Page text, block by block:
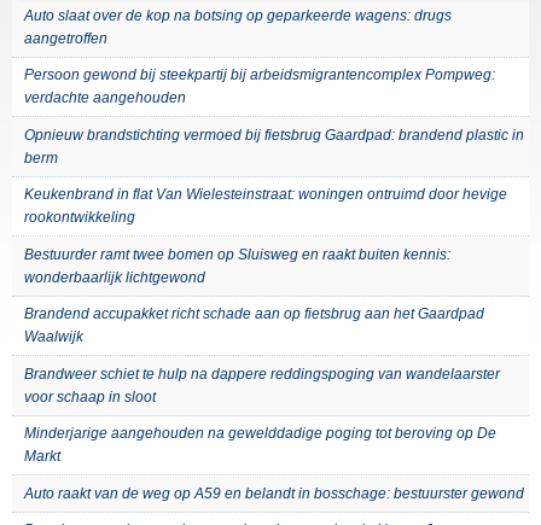
Auto slaat over de kop na botsing op geparkeerde wagens: drugs
aangetroffen
Persoon gewond bij steekpartij bij arbeidsmigrantencomplex Pompweg:
verdachte aangehouden
Opnieuw brandstichting vermoed bij fietsbrug Gaardpad: brandend plastic in
berm
Keukenbrand in flat Van Wielesteinstraat: woningen ontruimd door hevige
rookontwikkeling
Bestuurder ramt twee bomen op Sluisweg en raakt buiten kennis:
wonderbaarlijk lichtgewond
Brandend accupakket richt schade aan op fietsbrug aan het Gaardpad
Waalwijk
Brandweer schiet te hulp na dappere reddingspoging van wandelaarster
voor schaap in sloot
Minderjarige aangehouden na gewelddadige poging tot beroving op De
Markt
Auto raakt van de weg op A59 en belandt in bosschage: bestuurster gewond